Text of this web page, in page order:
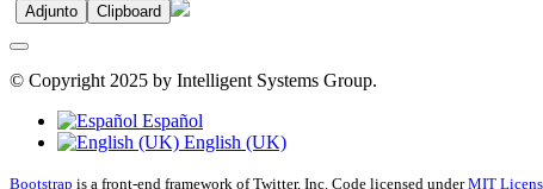
Adjunto Clipboard
© Copyright 2025 by Intelligent Systems Group.
Español
English (UK)
Bootstrap is a front-end framework of Twitter, Inc. Code licensed underMIT